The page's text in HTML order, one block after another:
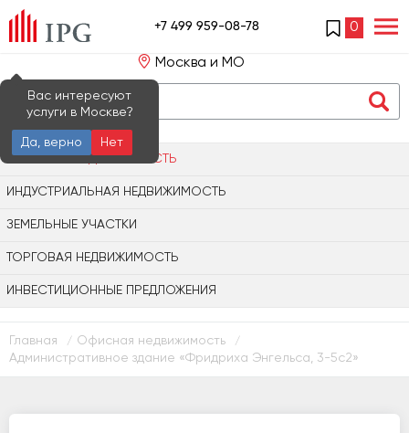
+7 499 959-08-78 0
Москва и МО
Вас интересуют
услуги в Москве?
Да, верно
Нет
ОФИСНАЯ НЕДВИЖИМОСТЬ
ИНДУСТРИАЛЬНАЯ НЕДВИЖИМОСТЬ
ЗЕМЕЛЬНЫЕ УЧАСТКИ
ТОРГОВАЯ НЕДВИЖИМОСТЬ
ИНВЕСТИЦИОННЫЕ ПРЕДЛОЖЕНИЯ
Главная / Офисная недвижимость /
Административное здание «Фридриха Энгельса, 3-5с2»